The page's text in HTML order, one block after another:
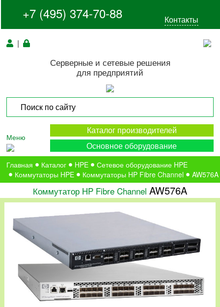
+7 (495) 374-70-88 Контакты
|
Серверные и сетевые решения
для предприятий
Меню
Каталог производителей
Основное оборудование
Главная Каталог HPE
Сетевое оборудование HPE
Коммутаторы HPE
Коммутаторы HP Fibre Channel AW576A
Коммутатор HP Fibre Channel AW576A